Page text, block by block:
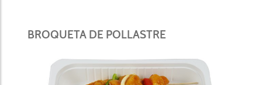
BROQUETA DE POLLASTRE